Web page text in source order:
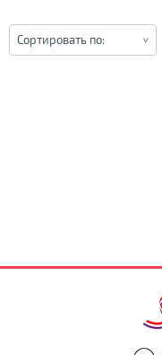
Сортировать по: